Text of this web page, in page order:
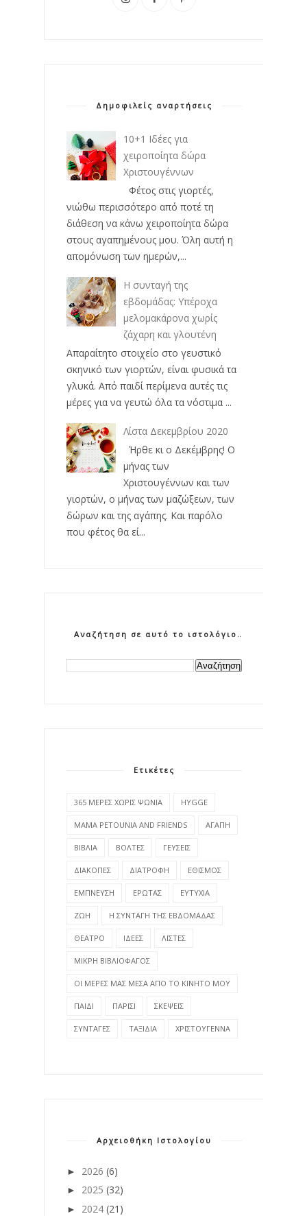
Δημοφιλείς αναρτήσεις
10+1 Ιδέες για
χειροποίητα δώρα
Χριστουγέννων
Φέτος στις γιορτές,
νιώθω περισσότερο από ποτέ τη
διάθεση να κάνω χειροποίητα δώρα
στους αγαπημένους μου. Όλη αυτή η
απομόνωση των ημερών,...
Η συνταγή της
εβδομάδας: Υπέροχα
μελομακάρονα χωρίς
ζάχαρη και γλουτένη
Απαραίτητο στοιχείο στο γευστικό
σκηνικό των γιορτών, είναι φυσικά τα
γλυκά. Από παιδί περίμενα αυτές τις
μέρες για να γευτώ όλα τα νόστιμα ...
Λίστα Δεκεμβρίου 2020
Ήρθε κι ο Δεκέμβρης! Ο
μήνας των
Χριστουγέννων και των
γιορτών, ο μήνας των μαζώξεων, των
δώρων και της αγάπης. Και παρόλο
που φέτος θα εί...
Αναζήτηση σε αυτό το ιστολόγιο
Ετικέτες
365 ΜΕΡΕΣ ΧΩΡΙΣ ΨΩΝΙΑ HYGGE
MAMA PETOUNIA AND FRIENDS ΑΓΑΠΗ
ΒΙΒΛΙΑ ΒΟΛΤΕΣ ΓΕΥΣΕΙΣ
ΔΙΑΚΟΠΕΣ ΔΙΑΤΡΟΦΗ ΕΘΙΣΜΟΣ
ΕΜΠΝΕΥΣΗ ΕΡΩΤΑΣ ΕΥΤΥΧΙΑ
ΖΩΗ Η ΣΥΝΤΑΓΗ ΤΗΣ ΕΒΔΟΜΑΔΑΣ
ΘΕΑΤΡΟ ΙΔΕΕΣ ΛΙΣΤΕΣ
ΜΙΚΡΗ ΒΙΒΛΙΟΦΑΓΟΣ
ΟΙ ΜΕΡΕΣ ΜΑΣ ΜΕΣΑ ΑΠΟ ΤΟ ΚΙΝΗΤΟ ΜΟΥ
ΠΑΙΔΙ ΠΑΡΙΣΙ ΣΚΕΨΕΙΣ
ΣΥΝΤΑΓΕΣ ΤΑΞΙΔΙΑ ΧΡΙΣΤΟΥΓΕΝΝΑ
Αρχειοθήκη Ιστολογίου
► 2026 (6)
► 2025 (32)
► 2024 (21)